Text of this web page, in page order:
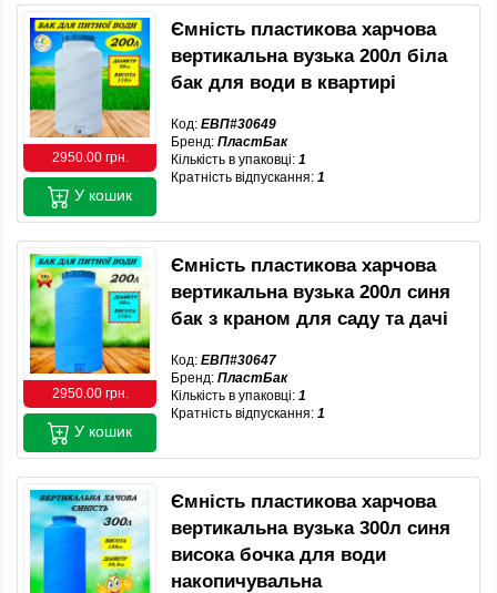
2950.00 грн.
Ємність пластикова харчова
вертикальна вузька 200л біла
бак для води в квартирі
Код: ЕВП#30649
Бренд: ПластБак
Кількість в упаковці: 1
Кратність відпускання: 1
У кошик
2950.00 грн.
Ємність пластикова харчова
вертикальна вузька 200л синя
бак з краном для саду та дачі
Код: ЕВП#30647
Бренд: ПластБак
Кількість в упаковці: 1
Кратність відпускання: 1
У кошик
Ємність пластикова харчова
вертикальна вузька 300л синя
висока бочка для води
накопичувальна